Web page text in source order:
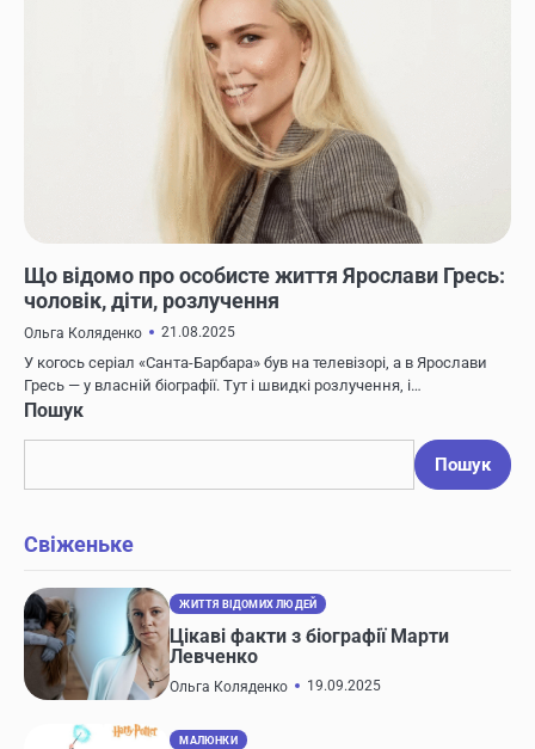
Що відомо про особисте життя Ярослави Гресь:
чоловік, діти, розлучення
Ольга Коляденко 21.08.2025
У когось серіал «Санта-Барбара» був на телевізорі, а в Ярослави
Гресь — у власній біографії. Тут і швидкі розлучення, і…
Пошук
Пошук
Свіженьке
ЖИТТЯ ВІДОМИХ ЛЮДЕЙ
Цікаві факти з біографії Марти
Левченко
Ольга Коляденко 19.09.2025
МАЛЮНКИ